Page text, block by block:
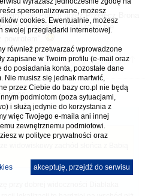
Potem przez Przełęcz Brona
do Krowiarek. Czyli takie nie
20:00
widowiskowy zachód słońca z Babią
spersonalizowane, możesz
cookies. Ewentualnie, możesz
swojej przeglądarki internetowej.
również przetwarzać wprowadzone
zapisane w Twoim profilu (e-mail oraz
posiadania konta, pozostałe dane
Nie musisz się jednak martwić,
przez Ciebie do bazy cro.pl nie będą
podmiotom (poza sytuacjami,
i służą jedynie do korzystania z
więc Twojego e-maila ani innej
zewnętrznemu podmiotowi.
w polityce prywatności oraz
akceptuję, przejdź do serwisu